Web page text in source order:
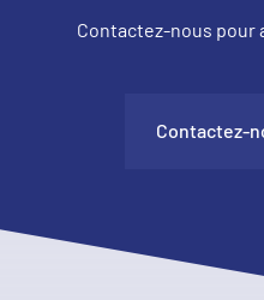
Contactez-nous pour
Contactez-